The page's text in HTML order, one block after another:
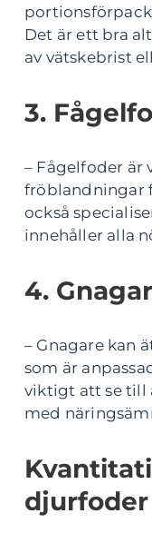
Det är ett bra
av vätskebrist
3.
– Fågelfoder är
fröblandningar
också
innehåller alla
4.
– Gnagare kan
som är
viktigt att se till
med
djurfoder